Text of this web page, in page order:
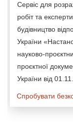
Сервіс для
робіт та
будівництво
України
науково-
проєктної
України від
Спробувати